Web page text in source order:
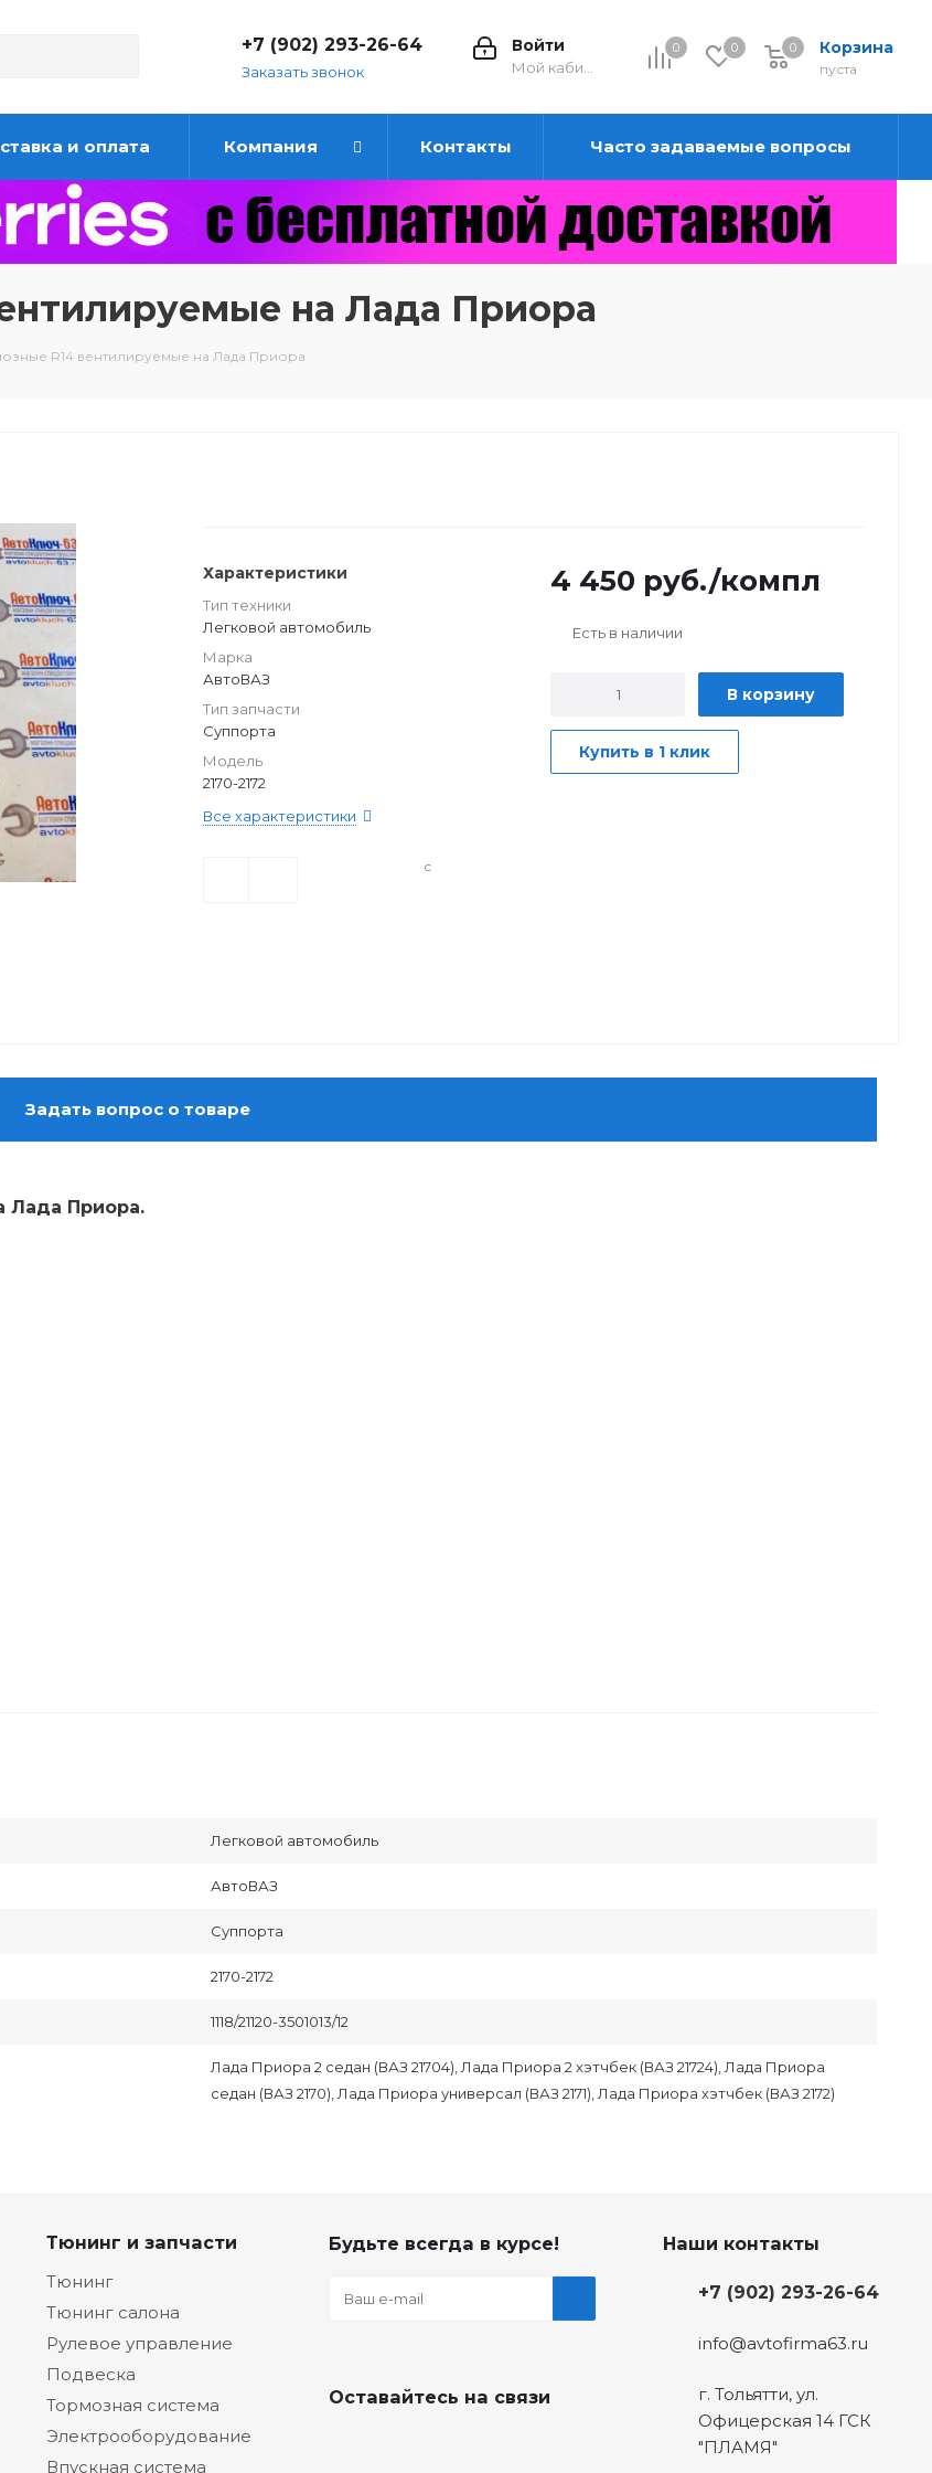
0 0 Корзина
0
пуста
0
Войти
+7 (902) 293-26-64
Заказать звонок
и оплата Компания Контакты Часто задаваемые вопросы
на Лада Приора
R14 вентилируемые на Лада Приора
Характеристики
Тип техники
Легковой автомобиль
Марка
АвтоВАЗ
Тип запчасти
Суппорта
Модель
2170-2172
Все характеристики
4 450 руб./компл
Есть в наличии
В корзину
Купить в 1 клик
с
Задать вопрос о товаре
Лада Приора.
Легковой автомобиль
АвтоВАЗ
Суппорта
2170-2172
1118/21120-3501013/12
Лада Приора 2 седан (ВАЗ 21704), Лада Приора 2 хэтчбек (ВАЗ 21724), Лада Приора
седан (ВАЗ 2170), Лада Приора универсал (ВАЗ 2171), Лада Приора хэтчбек (ВАЗ 2172)
Тюнинг и запчасти
Тюнинг
Тюнинг салона
Рулевое управление
Подвеска
Тормозная система
Электрооборудование
Впускная система
Будьте всегда в курсе!
Оставайтесь на связи
Наши контакты
+7 (902) 293-26-64
info@avtofirma63.ru
г. Тольятти, ул.
Офицерская 14 ГСК
"ПЛАМЯ"